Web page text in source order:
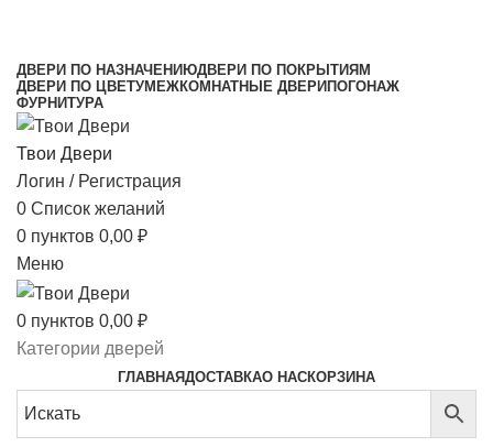
ДВЕРИ ПО НАЗНАЧЕНИЮДВЕРИ ПО ПОКРЫТИЯМ
ДВЕРИ ПО ЦВЕТУМЕЖКОМНАТНЫЕ ДВЕРИ ПОГОНАЖ
ФУРНИТУРА
Твои Двери
Логин / Регистрация
0 Список желаний
0 пунктов 0,00 ₽
Меню
0 пунктов 0,00 ₽
Категории дверей
ГЛАВНАЯДОСТАВКАО НАСКОРЗИНА